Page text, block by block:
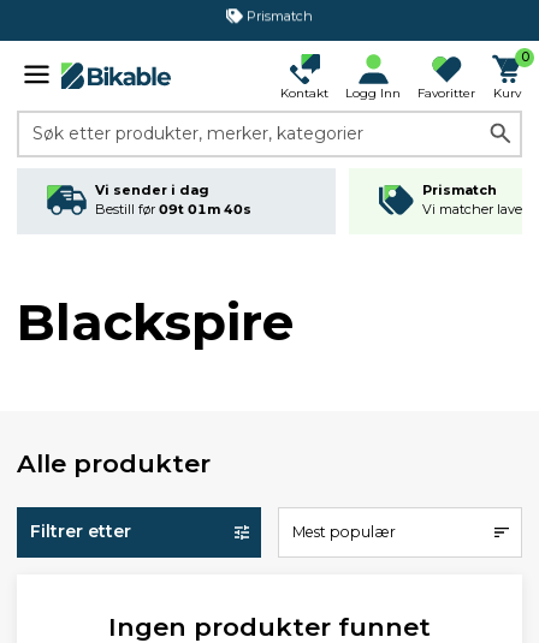
Prismatch
Kontakt Logg Inn Favoritter
0
Kurv
Søk etter produkter, merker, kategorier
Vi sender i dag
Bestill før 09t 01m 40s
Prismatch
Vi matcher
Blackspire
Alle produkter
Filtrer etter Mest populær
Ingen produkter funnet